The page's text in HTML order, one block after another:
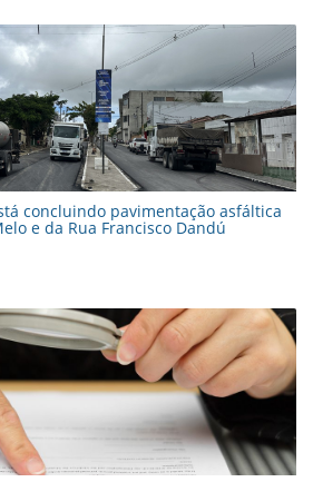
concluindo pavimentação asfáltica
e da Rua Francisco Dandú